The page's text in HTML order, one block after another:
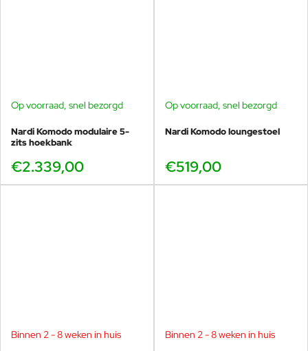
Bekijk de prachtige Komodo collectie vanaf
februari 2025 weer in onze showroom in
Voorschoten.
Op voorraad, snel bezorgd
Nardi Komodo modulaire 5-
zits hoekbank
€2.339,00
Op voorraad, snel bezorgd
Nardi Komodo loungestoel
€519,00
Binnen 2 - 8 weken in huis Binnen 2 - 8 weken in huis